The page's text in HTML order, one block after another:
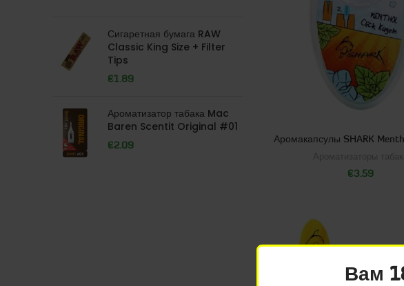
Сигаретная бумага RAW
Classic King Size + Filter
Tips
€1.89
Ароматизатор табака Mac
Baren Scentit Original #01
€2.09 Аромакапсулы SHARK
€3.59
Вам